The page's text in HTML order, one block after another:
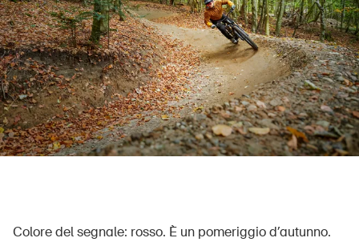
Media
Politica
Sinus Plus
Campagne
Posti vacanti
Ordinare & scaricare materiali
Colore del segnale: rosso. È un pomeriggio d’autunno.